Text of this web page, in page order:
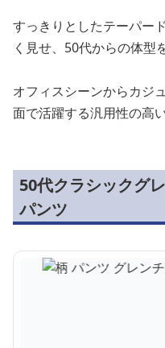
すっきりとしたテーパー
く見せ、50代からの体型
オフィスシーンからカジ
面で活躍する汎用性の高
50代クラシックグ
パンツ